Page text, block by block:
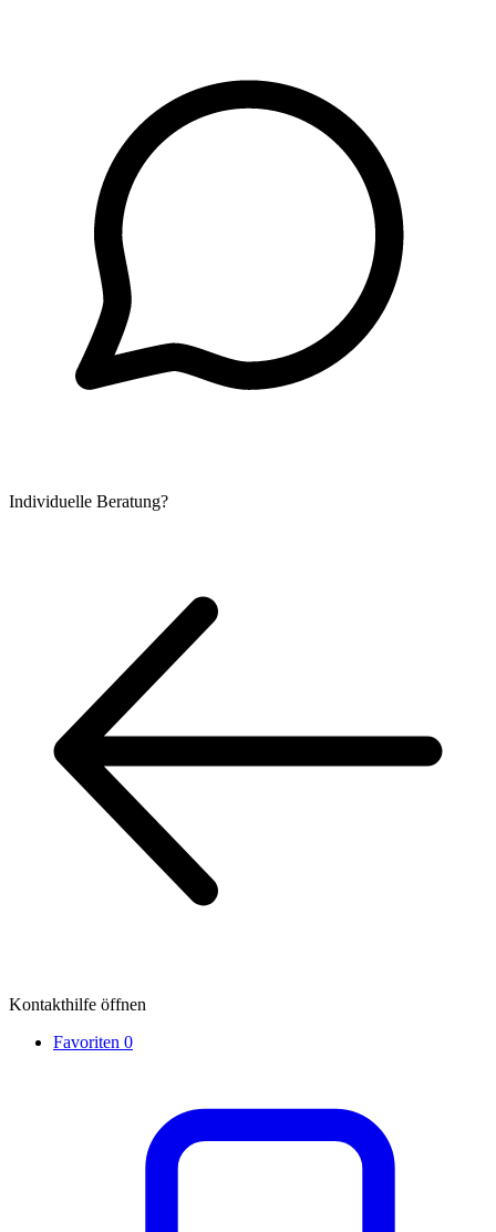
Individuelle Beratung?
Kontakthilfe öffnen
Favoriten 0